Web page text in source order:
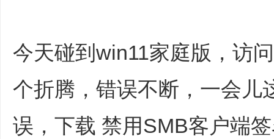
今天碰到win11家庭版，访
个折腾，错误不断，一会儿
误，下载 禁用SMB客户端